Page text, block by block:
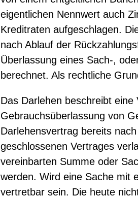
eigentlichen Nennwert auch
Kreditraten aufgeschlagen.
nach Ablauf der
Überlassung eines Sach-,
berechnet. Als rechtliche
Das Darlehen beschreibt
Gebrauchsüberlassung von
Darlehensvertrag bereits
geschlossenen Vertrages
vereinbarten Summe oder
werden. Wird eine Sache mit
vertretbar sein. Die heute